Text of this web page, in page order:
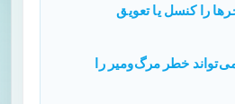
را کنسل یا تعویق
خطر مرگ‌ومیر را